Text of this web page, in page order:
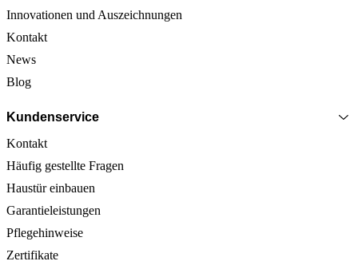
Innovationen und Auszeichnungen
Kontakt
News
Blog
Kundenservice
Kontakt
Häufig gestellte Fragen
Haustür einbauen
Garantieleistungen
Pflegehinweise
Zertifikate